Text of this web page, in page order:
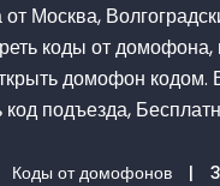
Москва,
коды от домофона,
домофон кодом.
подъезда,
Коды от домофонов |